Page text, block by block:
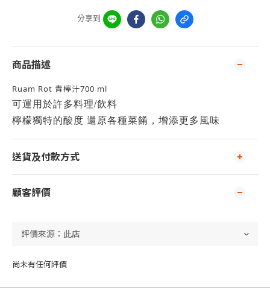
分享到
商品描述
Ruam Rot 青檸汁700 ml
可運用於許多料理/飲料
檸檬獨特的酸度 還原各種菜餚，增添更多風味
送貨及付款方式
顧客評價
尚未有任何評價